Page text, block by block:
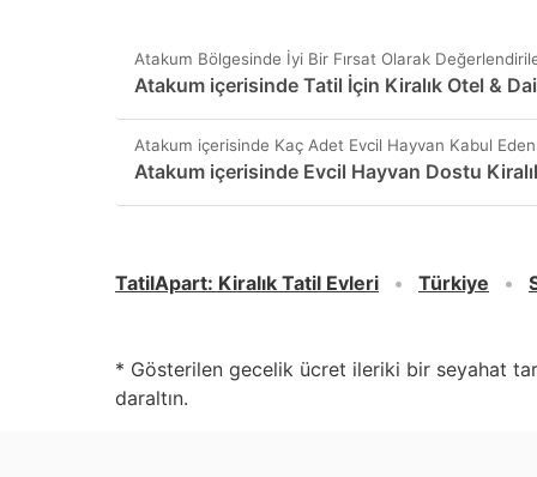
Atakum Bölgesinde İyi Bir Fırsat Olarak
Atakum içerisinde Tatil İçin Kiralık Otel &
Atakum içerisinde Kaç Adet Evcil Hayvan Kabul
Atakum içerisinde Evcil Hayvan Dostu
TatilApart: Kiralık Tatil Evleri Türkiye
* Gösterilen gecelik ücret ileriki bir seyahat
daraltın.